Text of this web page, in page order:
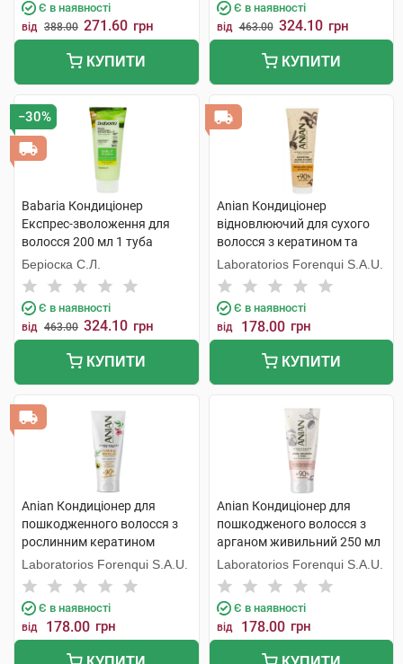
Є в наявності
від 388.00 271.60 грн
КУПИТИ
Є в наявності
від 463.00 324.10 грн
КУПИТИ
−30%
Babaria Кондиціонер
Експрес-зволоження для
волосся 200 мл 1 туба
Беріоска С.Л.
Є в наявності
від 463.00 324.10 грн
КУПИТИ
Anian Кондиціонер
відновлюючий для сухого
волосся з кератином та
жожоба 250 мл 1 туба
Laboratorios Forenqui S.A.U.
Є в наявності
від 178.00 грн
КУПИТИ
Anian Кондиціонер для
пошкодженного волосся з
рослинним кератином
відновлюючий 250 мл 1 туба
Laboratorios Forenqui S.A.U.
Є в наявності
від 178.00 грн
Anian Кондиціонер для
пошкодженого волосся з
арганом живильний 250 мл
1 туба
Laboratorios Forenqui S.A.U.
Є в наявності
від 178.00 грн